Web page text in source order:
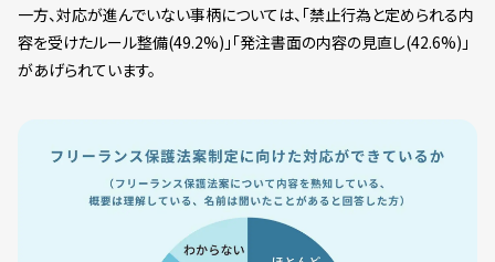
一方、対応が進んでいない事柄については、「禁止行為と定められる内
容を受けたルール整備(49.2%)」「発注書面の内容の見直し(42.6%)」
があげられています。